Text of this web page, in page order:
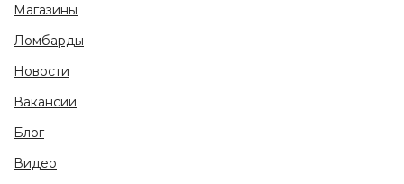
Магазины
Ломбарды
Новости
Вакансии
Блог
Видео